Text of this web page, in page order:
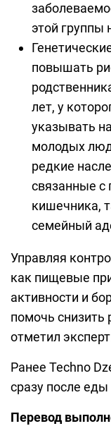
этой группы
повышать
лет, у
указывать
молодых
редкие
связанные
кишечника,
семейный
Управляя
как пищевые
активности и
помочь снизить
отметил
Ранее Techno
сразу после
Перевод